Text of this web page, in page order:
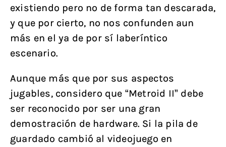
existiendo pero no de forma tan descarada,
y que por cierto, no nos confunden aun
más en el ya de por sí laberíntico
escenario.
Aunque más que por sus aspectos
jugables, considero que “Metroid II” debe
ser reconocido por ser una gran
demostración de hardware. Si la pila de
guardado cambió al videojuego en